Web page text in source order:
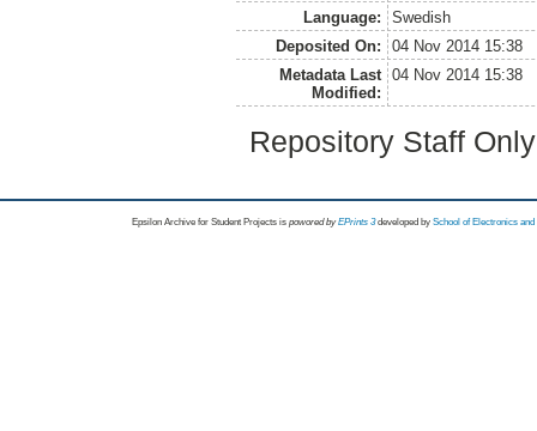
Language:
Swedish
Deposited On:
04 Nov 2014 15:38
Metadata Last
Modified:
04 Nov 2014 15:38
Repository Staff
Epsilon Archive for Student Projects is powored byEPrints 3 developed by School of Electronics